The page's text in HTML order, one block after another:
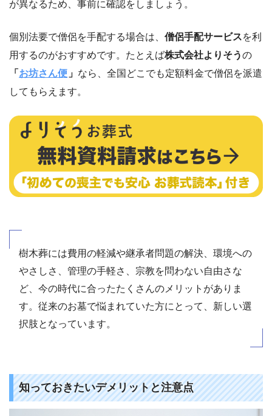
が異なるため、事前に確認をしましょう。
個別法要で僧侶を手配する場合は、 僧侶手配サービスを利
用するのがおすすめです。たとえば株式会社よりそうの
「 お坊さん便 」 なら、全国どこでも定額料金で僧侶を派遣
してもらえます。
樹木葬には費用の軽減や継承者問題の解決、環境への
やさしさ、管理の手軽さ、宗教を問わない自由さな
ど、今の時代に合ったたくさんのメリットがありま
す。従来のお墓で悩まれていた方にとって、新しい選
択肢となっています。
知っておきたいデメリットと注意点